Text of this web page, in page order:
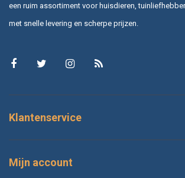
een ruim assortiment voor huisdieren,
met snelle levering en scherpe prijzen.
Klantenservice
Mijn account